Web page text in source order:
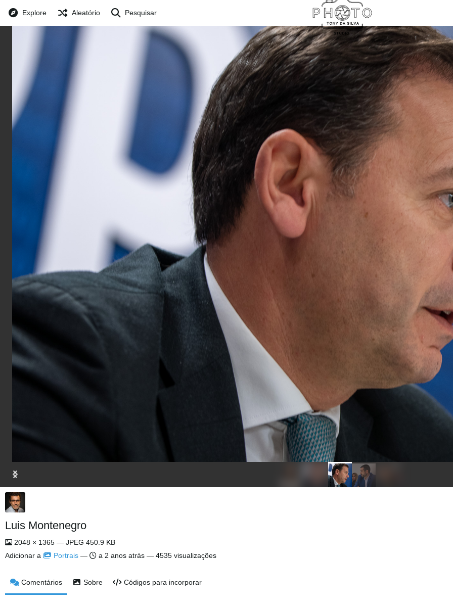
Explore Aleatório Pesquisar
Luis Montenegro
2048 × 1365 — JPEG 450.9 KB
Adicionar a
Portrais — a 2 anos atrás — 4535 visualizações
Comentários Sobre Códigos para incorporar